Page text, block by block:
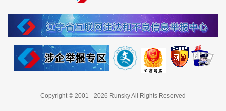
Copyright © 2001 - 2026 Runsky All Rights Reserved